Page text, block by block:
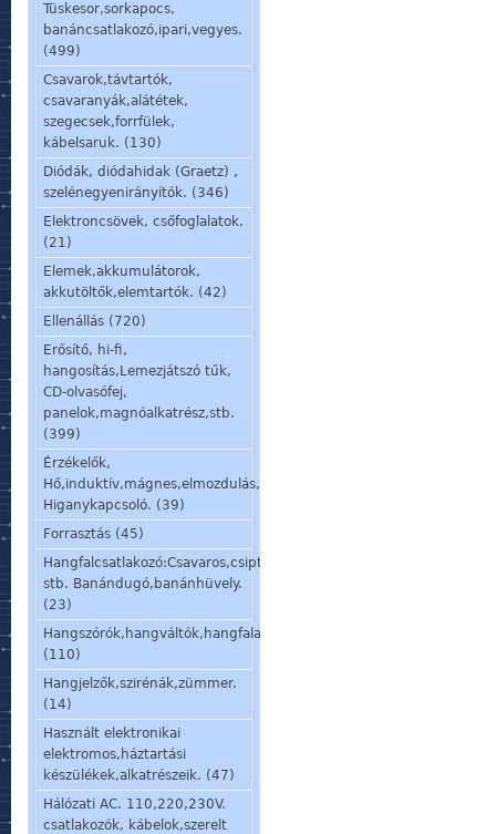
Tüskesor,sorkapocs,
banáncsatlakozó,ipari,vegyes.
(499)
Csavarok,távtartók,
csavaranyák,alátétek,
szegecsek,forrfülek,
kábelsaruk. (130)
Diódák, diódahidak (Graetz) ,
szelénegyenirányítók. (346)
Elektroncsövek, csőfoglalatok.
(21)
Elemek,akkumulátorok,
akkutöltők,elemtartók. (42)
Ellenállás (720)
Erősítő, hi-fi,
hangosítás,Lemezjátszó tűk,
CD-olvasófej,
panelok,magnóalkatrész,stb.
(399)
Érzékelők,
Hő,induktív,mágnes,elmozdulás,stb.
Higanykapcsoló. (39)
Forrasztás (45)
Hangfalcsatlakozó:Csavaros,csiptetős,speakon,din,
stb. Banándugó,banánhüvely.
(23)
Hangszórók,hangváltók,hangfalalkatrészek,mikrofon,fülhallgató.
(110)
Hangjelzők,szirénák,zümmer.
(14)
Használt elektronikai
elektromos,háztartási
készülékek,alkatrészeik. (47)
Hálózati AC. 110,220,230V.
csatlakozók, kábelok,szerelt